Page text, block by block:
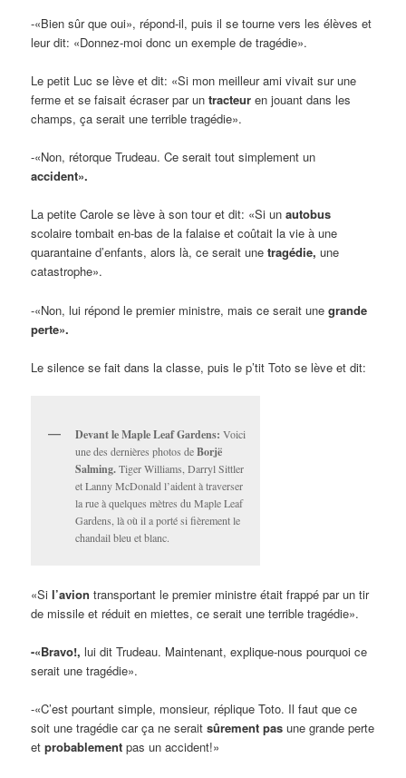
-«Bien sûr que oui», répond-il, puis il se tourne vers les élèves et
leur dit: «Donnez-moi donc un exemple de tragédie».
Le petit Luc se lève et dit: «Si mon meilleur ami vivait sur une
ferme et se faisait écraser par untracteur en jouant dans les
champs, ça serait une terrible tragédie».
-«Non, rétorque Trudeau. Ce serait tout simplement un
accident».
La petite Carole se lève à son tour et dit: «Si unautobus
scolaire tombait en-bas de la falaise et coûtait la vie à une
quarantaine d’enfants, alors là, ce serait unetragédie, une
catastrophe».
-«Non, lui répond le premier ministre, mais ce serait unegrande
perte».
Le silence se fait dans la classe, puis le p’tit Toto se lève et dit:
Devant le Maple Leaf Gardens: Voici
une des dernières photos deBorjë
Salming.Tiger Williams, Darryl Sittler
et Lanny McDonald l’aident à traverser
la rue à quelques mètres du Maple Leaf
Gardens, là où il a porté si fièrement le
chandail bleu et blanc.
«Sil’avion transportant le premier ministre était frappé par un tir
de missile et réduit en miettes, ce serait une terrible tragédie».
-«Bravo!, lui dit Trudeau. Maintenant, explique-nous pourquoi ce
serait une tragédie».
-«C’est pourtant simple, monsieur, réplique Toto. Il faut que ce
soit une tragédie car ça ne seraitsûrement pas une grande perte
etprobablement pas un accident!»